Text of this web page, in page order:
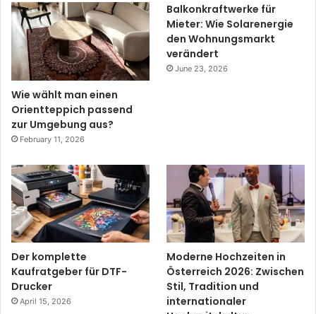
Wie wählt man einen
Orientteppich passend
zur Umgebung aus?
February 11, 2026
Balkonkraftwerke für
Mieter: Wie Solarenergie
den Wohnungsmarkt
verändert
June 23, 2026
Der komplette
Kaufratgeber für DTF-
Drucker
April 15, 2026
Moderne Hochzeiten in
Österreich 2026: Zwischen
Stil, Tradition und
internationaler